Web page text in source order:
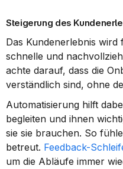
Steigerung des
Das Kundenerlebnis
schnelle und
achte darauf, dass die
verständlich sind, ohne
Automatisierung hilft
begleiten und ihnen
sie sie brauchen. So
betreut. Feedback-
um die Abläufe immer